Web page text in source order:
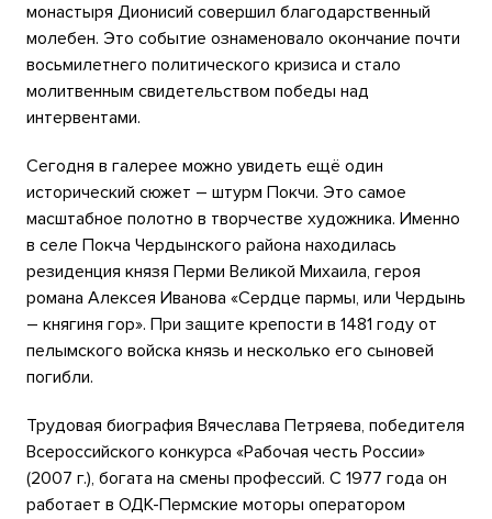
монастыря Дионисий совершил благодарственный
молебен. Это событие ознаменовало окончание почти
восьмилетнего политического кризиса и стало
молитвенным свидетельством победы над
интервентами.
Сегодня в галерее можно увидеть ещё один
исторический сюжет – штурм Покчи. Это самое
масштабное полотно в творчестве художника. Именно
в селе Покча Чердынского района находилась
резиденция князя Перми Великой Михаила, героя
романа Алексея Иванова «Сердце пармы, или Чердынь
– княгиня гор». При защите крепости в 1481 году от
пелымского войска князь и несколько его сыновей
погибли.
Трудовая биография Вячеслава Петряева, победителя
Всероссийского конкурса «Рабочая честь России»
(2007 г.), богата на смены профессий. С 1977 года он
работает в ОДК-Пермские моторы оператором